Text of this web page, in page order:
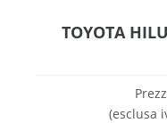
TOYOTA
(esclusa